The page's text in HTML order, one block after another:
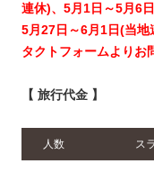
連休)、5月1日～5月6
5月27日～6月1日(当地
タクトフォームよりお
【 旅行代金 】
人数 ス